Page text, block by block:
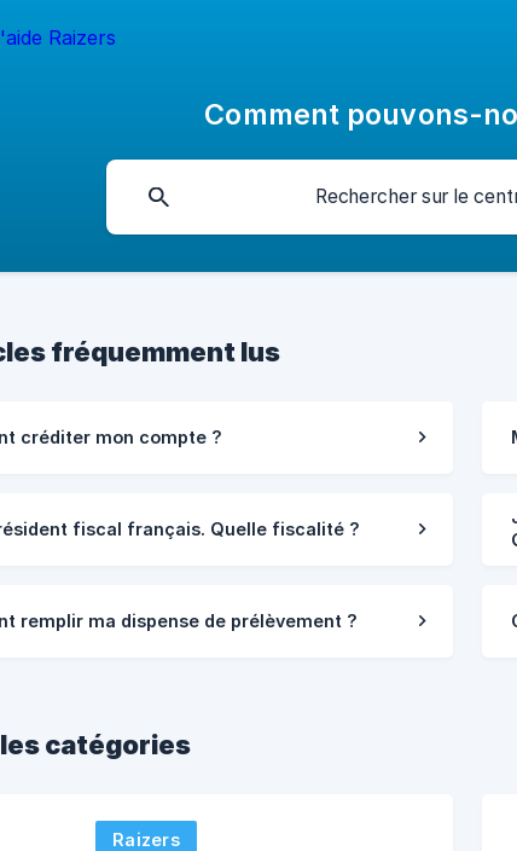
Comment pouvons-
fréquemment lus
créditer mon compte ?
fiscal français. Quelle fiscalité ?
remplir ma dispense de prélèvement ?
catégories
Raizers